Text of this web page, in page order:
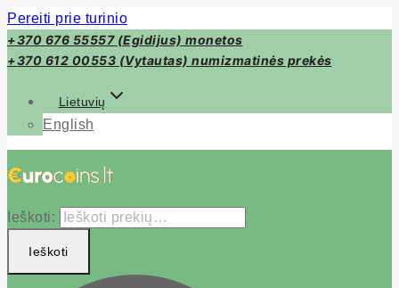
Pereiti prie turinio
+370 676 55557 (Egidijus) monetos
+370 612 00553 (Vytautas) numizmatinės prekės
Lietuvių
English
Ieškoti:
Ieškoti